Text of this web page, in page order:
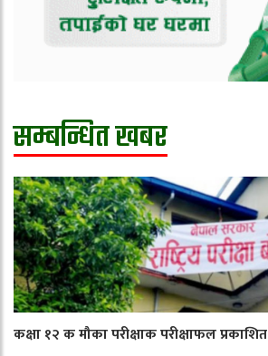
सम्बन्धित खबर
कक्षा १२ क मौका परीक्षाक परीक्षाफल प्रकाशित